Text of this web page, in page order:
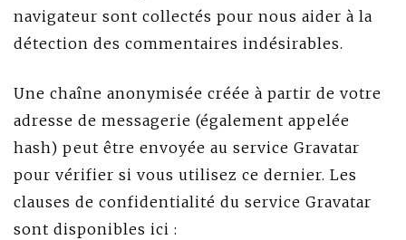
navigateur sont collectés pour nous aider à la
détection des commentaires indésirables.
Une chaîne anonymisée créée à partir de votre
adresse de messagerie (également appelée
hash) peut être envoyée au service Gravatar
pour vérifier si vous utilisez ce dernier. Les
clauses de confidentialité du service Gravatar
sont disponibles ici :